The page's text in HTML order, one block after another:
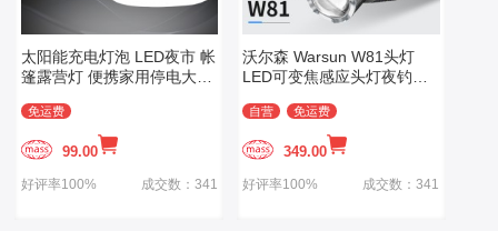
太阳能充电灯泡 LED夜市 帐
篷露营灯 便携家用停电大功
免运费
99.00
好评率100% 成交数：341
沃尔森 Warsun W81头灯
LED可变焦感应头灯夜钓强
灯户外钓鱼应急灯
自营 免运费
349.00
好评率100% 成交数：341